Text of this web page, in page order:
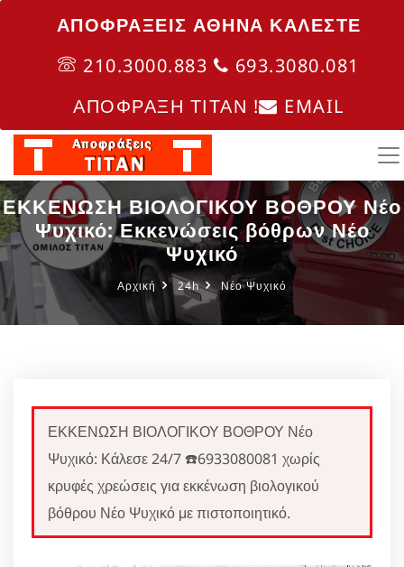
ΑΠΟΦΡΑΞΕΙΣ ΑΘΗΝΑ ΚΑΛΈΣΤΕ
210.3000.883
693.3080.081
ΑΠΟΦΡΑΞΗ ΤΙΤΑΝ !
EMAIL
ΕΚΚΕΝΩΣΗ ΒΙΟΛΟΓΙΚΟΥ ΒΟΘΡΟΥ Νέο
Ψυχικό: Εκκενώσεις βόθρων Νέο
Ψυχικό
Αρχική 24h Νέο Ψυχικό
ΕΚΚΕΝΩΣΗ ΒΙΟΛΟΓΙΚΟΥ ΒΟΘΡΟΥ Νέο
Ψυχικό: Κάλεσε 24/7 ☎️6933080081 χωρίς
κρυφές χρεώσεις για εκκένωση βιολογικού
βόθρου Νέο Ψυχικό με πιστοποιητικό.